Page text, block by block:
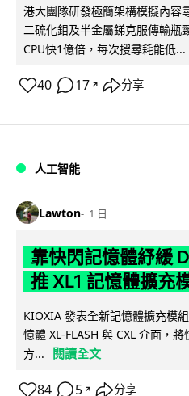
港大團隊研發極簡架構模擬內容
二硫化鉬及半金屬銻克服傳輸瓶
CPU快1億倍，每次搜尋耗能低...
40 17 ↗ 分享
人工智能
Lawton 1 日
靠快閃記憶體紓緩
推 XL1 記憶體擴充
KIOXIA 發表全新記憶體擴充模
憶體 XL-FLASH 與 CXL 介面，
方...
閱讀全文
84 5 ↗ 分享